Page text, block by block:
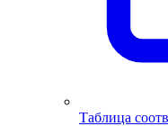
Таблица